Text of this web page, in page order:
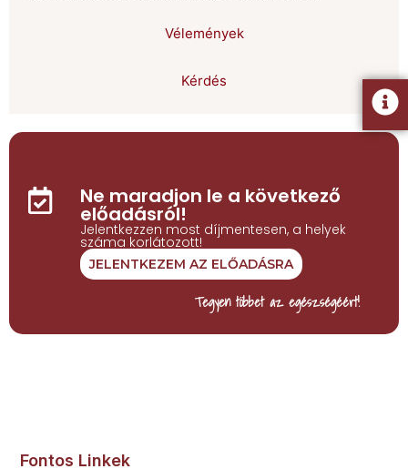
Vélemények
Kérdés
Tegyen többet az egészségéért!
Ne maradjon le a következő
előadásról!
Jelentkezzen most díjmentesen, a helyek
száma korlátozott!
JELENTKEZEM AZ ELŐADÁSRA
Fontos Linkek
Üdvözöljük!